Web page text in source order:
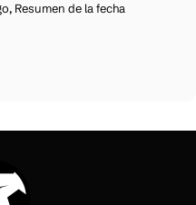
, Resumen de la fecha